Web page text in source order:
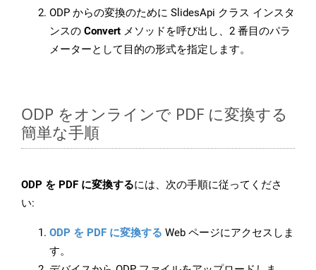
ODP からの変換のために SlidesApi クラス インスタ
ンスの Convert メソッドを呼び出し、2 番目のパラ
メーターとして目的の形式を指定します。
ODP をオンラインで PDF に変換する
簡単な手順
ODP を PDF に変換するには、次の手順に従ってくださ
い:
ODP を PDF に変換する Web ページにアクセスしま
す。